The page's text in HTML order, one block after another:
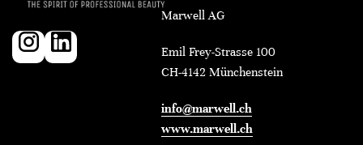
Marwell AG
Emil Frey-Strasse 100
CH-4142 Münchenstein
info@marwell.ch
www.marwell.ch